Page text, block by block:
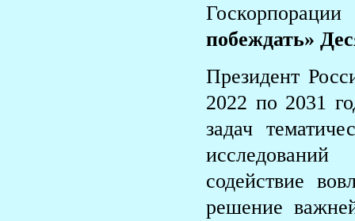
побеждать»
Президент
2022 по 2031
задач
содействие
решение